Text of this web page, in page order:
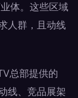
体。这些区域
人群，且动线
总部提供的
线、竞品展架